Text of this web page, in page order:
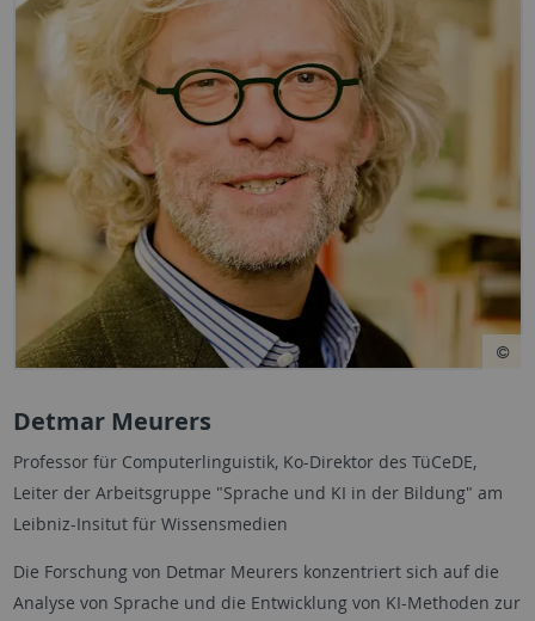
Detmar Meurers
Professor für Computerlinguistik, Ko-Direktor des TüCeDE,
Leiter der Arbeitsgruppe "Sprache und KI in der Bildung" am
Leibniz-Insitut für Wissensmedien
Die Forschung von Detmar Meurers konzentriert sich auf die
Analyse von Sprache und die Entwicklung von KI-Methoden zur